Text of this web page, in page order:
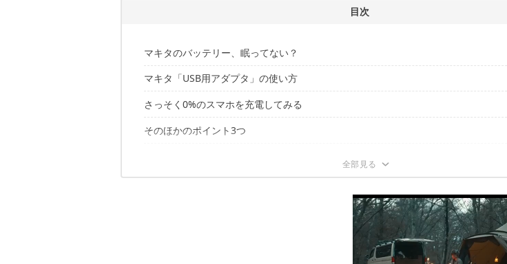
目次
マキタのバッテリー、眠ってない？
ある日こんなものを発見
マキタ「USB用アダプタ」の使い方
さっそく0%のスマホを充電してみる
結果、1時間40分ほどで完了！
別のモバイルバッテリーと充電スピードを比べてみた
そのほかのポイント3つ
2｜ストラップ用の穴もある
あるとほんとに便利です